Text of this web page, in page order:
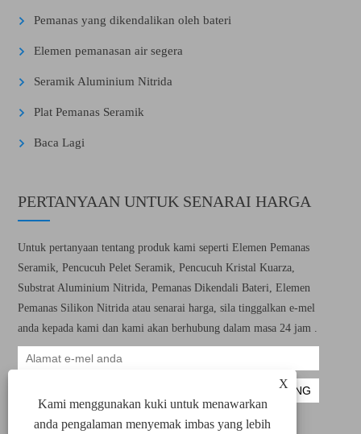
X
Kami menggunakan kuki untuk menawarkan
anda pengalaman menyemak imbas yang lebih
Pemanas yang dikendalikan oleh bateri
Elemen pemanasan air segera
Seramik Aluminium Nitrida
Plat Pemanas Seramik
Baca Lagi
PERTANYAAN UNTUK SENARAI HARGA
Untuk pertanyaan tentang produk kami seperti Elemen Pemanas
Seramik, Pencucuh Pelet Seramik, Pencucuh Kristal Kuarza,
Substrat Aluminium Nitrida, Pemanas Dikendali Bateri, Elemen
Pemanas Silikon Nitrida atau senarai harga, sila tinggalkan e-mel
anda kepada kami dan kami akan berhubung dalam masa 24 jam .